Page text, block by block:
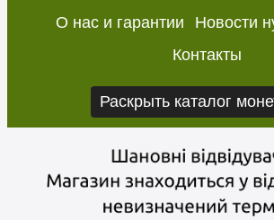
О нас и гарантии
Новости
Контакты
Раскрыть каталог